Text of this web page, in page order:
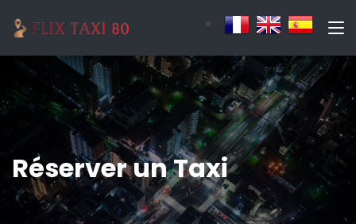
Réserver un Taxi